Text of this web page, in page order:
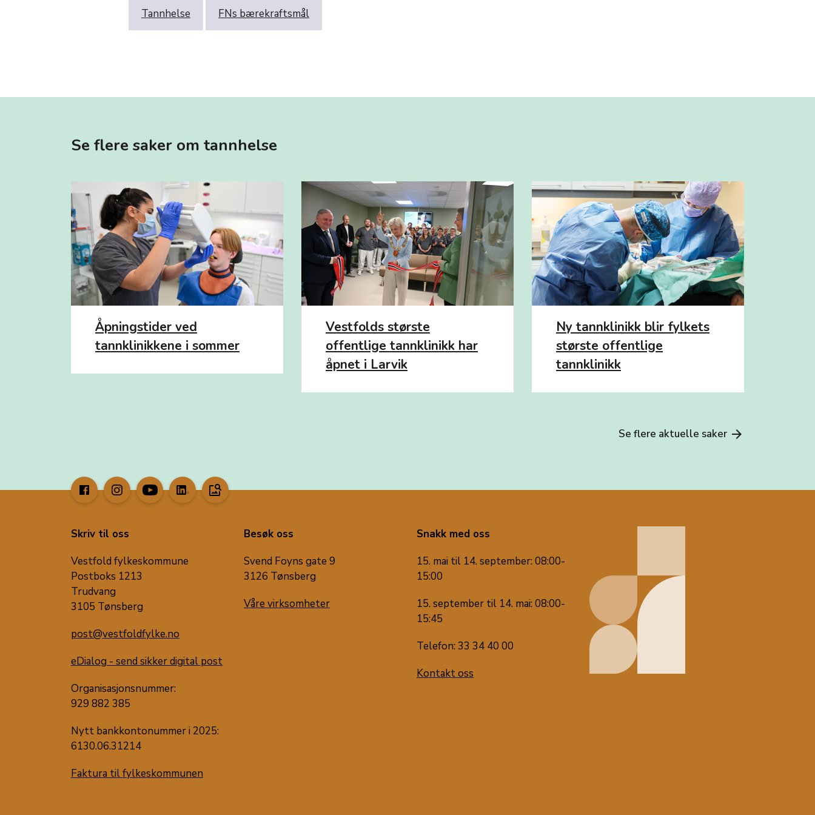
Tannhelse FNs bærekraftsmål
Se flere saker om tannhelse
Åpningstider ved
tannklinikkene i sommer
Vestfolds største
offentlige tannklinikk har
åpnet i Larvik
Ny tannklinikk blir fylkets
største offentlige
tannklinikk
Se flere aktuelle saker arrow_forward
image_search
Skriv til oss
Vestfold fylkeskommune
Postboks 1213
Trudvang
3105 Tønsberg
post@vestfoldfylke.no
eDialog - send sikker digital post
Organisasjonsnummer:
929 882 385
Nytt bankkontonummer i 2025:
6130.06.31214
Faktura til fylkeskommunen
Besøk oss
Svend Foyns gate 9
3126 Tønsberg
Våre virksomheter
Snakk med oss
15. mai til 14. september: 08:00-
15:00
15. september til 14. mai: 08:00-
15:45
Telefon: 33 34 40 00
Kontakt oss